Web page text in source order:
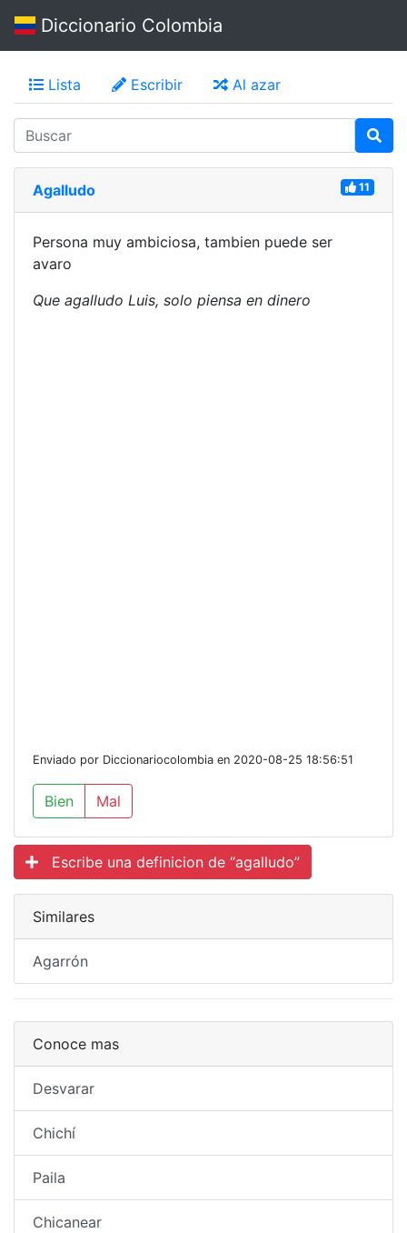
Diccionario Colombia
Lista Escribir Al azar
Agalludo 11
Persona muy ambiciosa, tambien puede ser
avaro
Que agalludo Luis, solo piensa en dinero
Enviado por Diccionariocolombia en 2020-08-25 18:56:51
Bien Mal
Escribe una definicion de “agalludo”
Similares
Agarrón
Conoce mas
Desvarar
Chichí
Paila
Chicanear